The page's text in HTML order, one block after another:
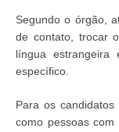
Segundo o órgão,
de contato, trocar
língua estrangeira
específico.
Para os
como pessoas com